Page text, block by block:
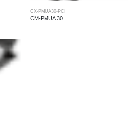
CX-PMUA30-PCI
CM-PMUA 30